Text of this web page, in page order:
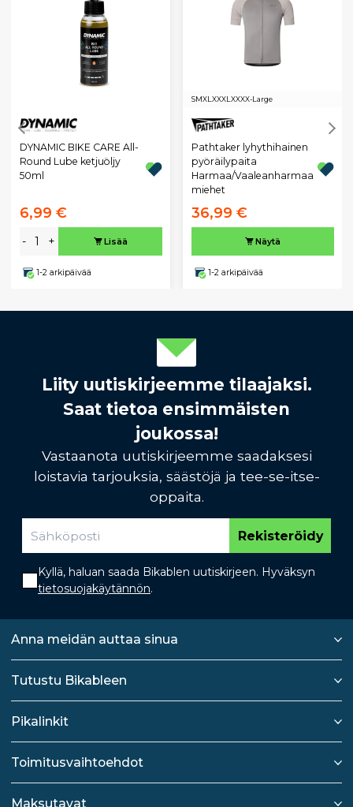
DYNAMIC BIKE CARE All-
Round Lube ketjuöljy
50ml
6,99 €
- + Lisää
1-2 arkipäivää
SMXL XXXL XXXX-Large
Pathtaker lyhythihainen
pyöräilypaita
Harmaa/Vaaleanharmaa
miehet
36,99 €
Näytä
1-2 arkipäivää
Liity uutiskirjeemme tilaajaksi.
Saat tietoa ensimmäisten
joukossa!
Vastaanota uutiskirjeemme saadaksesi
loistavia tarjouksia, säästöjä ja tee-se-itse-
oppaita.
Rekisteröidy
Kyllä, haluan saada Bikablen uutiskirjeen. Hyväksyn
tietosuojakäytännön.
Anna meidän auttaa sinua
Tutustu Bikableen
Pikalinkit
Toimitusvaihtoehdot
Maksutavat